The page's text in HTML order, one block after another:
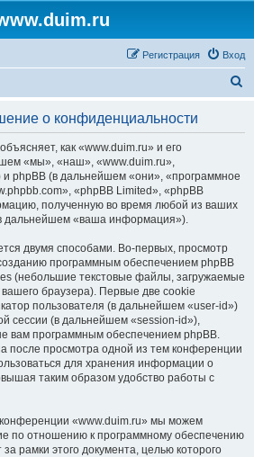
Вход
Регистрация
о конфиденциальности
как «www.duim.ru» и его
«мы», «наш», «www.duim.ru»,
и phpBB (в дальнейшем «они», «программное
«phpBB Limited», «phpBB
полученную во время любой из ваших
дальнейшем «ваша информация»).
двумя способами. Во-первых, просмотр
программным обеспечением phpBB
(небольшие текстовые файлы, загружаемые
браузера). Первые две cookie
пользователя (в дальнейшем «user-id»)
сессии (в дальнейшем «session-id»),
вам программным обеспечением phpBB.
после просмотра одной из тем конференции
для хранения информации о
таким образом удобство работы с
«www.duim.ru» мы можем
по отношению к программному обеспечению
рамки этого документа, целью которого